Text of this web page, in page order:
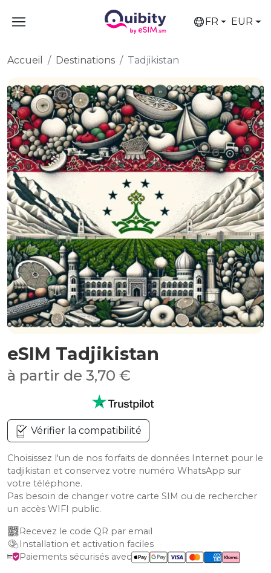
FR EUR
Accueil Destinations Tadjikistan
eSIM Tadjikistan
à partir de 3,70 €
Vérifier la compatibilité
Choisissez l'un de nos forfaits de données Internet pour le
tadjikistan et conservez votre numéro WhatsApp sur
votre téléphone.
Pas besoin de changer votre carte SIM ou de rechercher
un accès WIFI public.
Recevez le code QR par email
Installation et activation faciles
Paiements sécurisés avec